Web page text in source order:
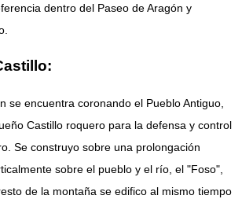
dentro del Paseo de Aragón y
se encuentra coronando el Pueblo Antiguo,
Castillo roquero para la defensa y control
Se construyo sobre una prolongación
sobre el pueblo y el río, el "Foso",
de la montaña se edifico al mismo tiempo